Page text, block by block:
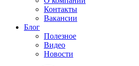
Контакты
Вакансии
Блог
Полезное
Видео
Новости